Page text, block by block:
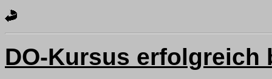
DO-Kursus erfolgreich